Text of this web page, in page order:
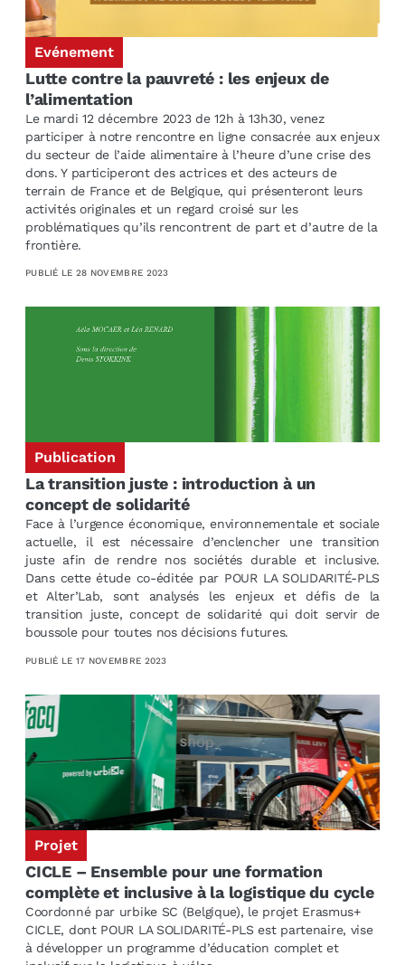
Evénement
Lutte contre la pauvreté : les enjeux de
l’alimentation
Le mardi 12 décembre 2023 de 12h à 13h30, venez
participer à notre rencontre en ligne consacrée aux enjeux
du secteur de l’aide alimentaire à l’heure d’une crise des
dons. Y participeront des actrices et des acteurs de
terrain de France et de Belgique, qui présenteront leurs
activités originales et un regard croisé sur les
problématiques qu’ils rencontrent de part et d’autre de la
frontière.
PUBLIÉ LE 28 NOVEMBRE 2023
Publication
La transition juste : introduction à un
concept de solidarité
Face à l’urgence économique, environnementale et sociale
actuelle, il est nécessaire d’enclencher une transition
juste afin de rendre nos sociétés durable et inclusive.
Dans cette étude co-éditée par POUR LA SOLIDARITÉ-PLS
et Alter’Lab, sont analysés les enjeux et défis de la
transition juste, concept de solidarité qui doit servir de
boussole pour toutes nos décisions futures.
PUBLIÉ LE 17 NOVEMBRE 2023
Projet
CICLE – Ensemble pour une formation
complète et inclusive à la logistique du cycle
Coordonné par urbike SC (Belgique), le projet Erasmus+
CICLE, dont POUR LA SOLIDARITÉ-PLS est partenaire, vise
à développer un programme d’éducation complet et